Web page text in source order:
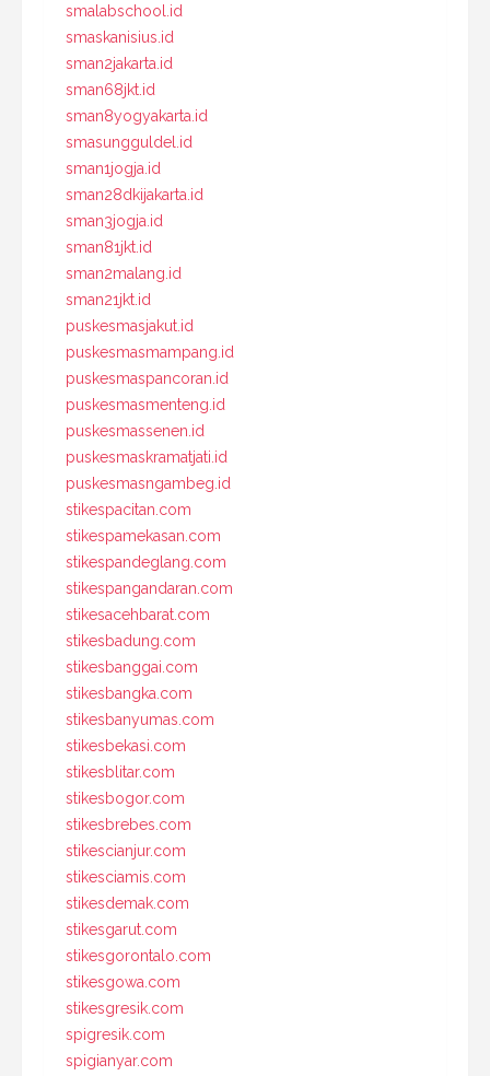
smalabschool.id
smaskanisius.id
sman2jakarta.id
sman68jkt.id
sman8yogyakarta.id
smasungguldel.id
sman1jogja.id
sman28dkijakarta.id
sman3jogja.id
sman81jkt.id
sman2malang.id
sman21jkt.id
puskesmasjakut.id
puskesmasmampang.id
puskesmaspancoran.id
puskesmasmenteng.id
puskesmassenen.id
puskesmaskramatjati.id
puskesmasngambeg.id
stikespacitan.com
stikespamekasan.com
stikespandeglang.com
stikespangandaran.com
stikesacehbarat.com
stikesbadung.com
stikesbanggai.com
stikesbangka.com
stikesbanyumas.com
stikesbekasi.com
stikesblitar.com
stikesbogor.com
stikesbrebes.com
stikescianjur.com
stikesciamis.com
stikesdemak.com
stikesgarut.com
stikesgorontalo.com
stikesgowa.com
stikesgresik.com
spigresik.com
spigianyar.com